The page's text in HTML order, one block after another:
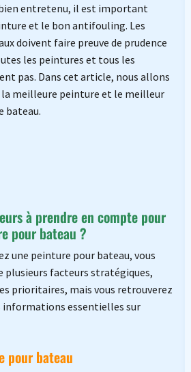
entretenu, il est important
et le bon antifouling. Les
doivent faire preuve de prudence
les peintures et tous les
pas. Dans cet article, nous allons
meilleure peinture et le meilleur
bateau.
à prendre en compte pour
pour bateau ?
une peinture pour bateau, vous
plusieurs facteurs stratégiques,
prioritaires, mais vous retrouverez
essentielles sur
pour bateau